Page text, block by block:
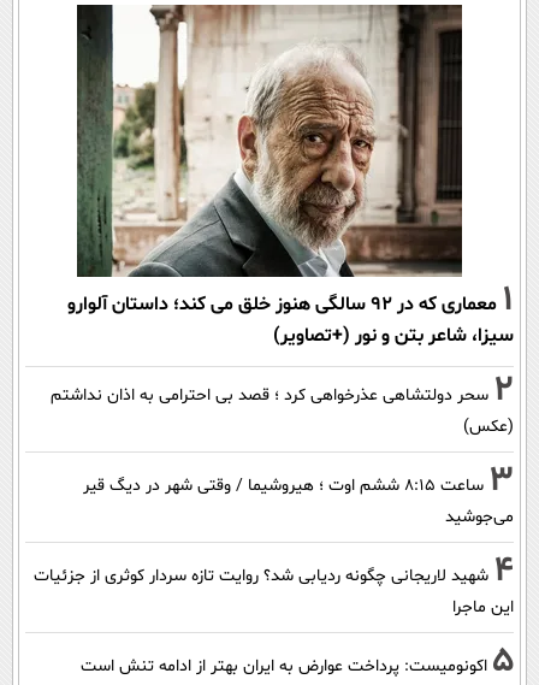
1
معماری که در 92 سالگی هنوز خلق می کند؛ داستان آلوارو
سیزا، شاعر بتن و نور (+تصاویر)
2 سحر دولتشاهی عذرخواهی کرد ؛ قصد بی احترامی به اذان نداشتم
(عکس)
3
ساعت ۸:۱۵ ششم اوت ؛ هیروشیما / وقتی شهر در دیگ قیر
می‌جوشید
4 شهید لاریجانی چگونه ردیابی شد؟ روایت تازه سردار کوثری از جزئیات
این ماجرا
5 اکونومیست: پرداخت عوارض به ایران بهتر از ادامه تنش است